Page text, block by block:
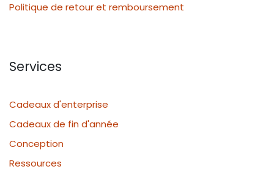
Politique de retour et remboursement
Services
Cadeaux d'enterprise
Cadeaux de fin d'année
Conception
Ressources